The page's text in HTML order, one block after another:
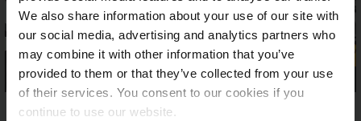
We also share information about your use of our site with
our social media, advertising and analytics partners who
may combine it with other information that you’ve
provided to them or that they’ve collected from your use
of their services. You consent to our cookies if you
continue to use our website.